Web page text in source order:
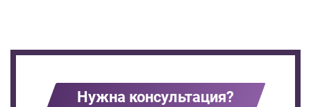
Нужна консультация?